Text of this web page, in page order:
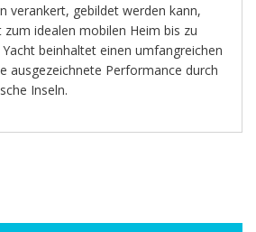
verankert, gebildet werden kann,
zum idealen mobilen Heim bis zu
beinhaltet einen umfangreichen
ausgezeichnete Performance durch
Inseln.